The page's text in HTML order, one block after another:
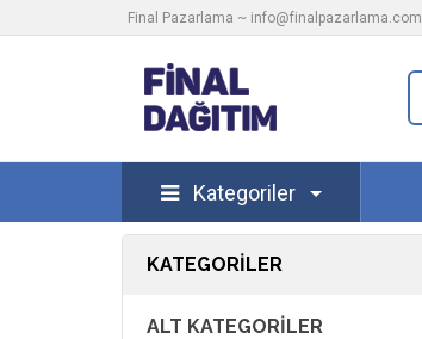
Final Pazarlama ~ info@finalpazarlama.com
Kategoriler
KATEGORILER
ALT KATEGORILER